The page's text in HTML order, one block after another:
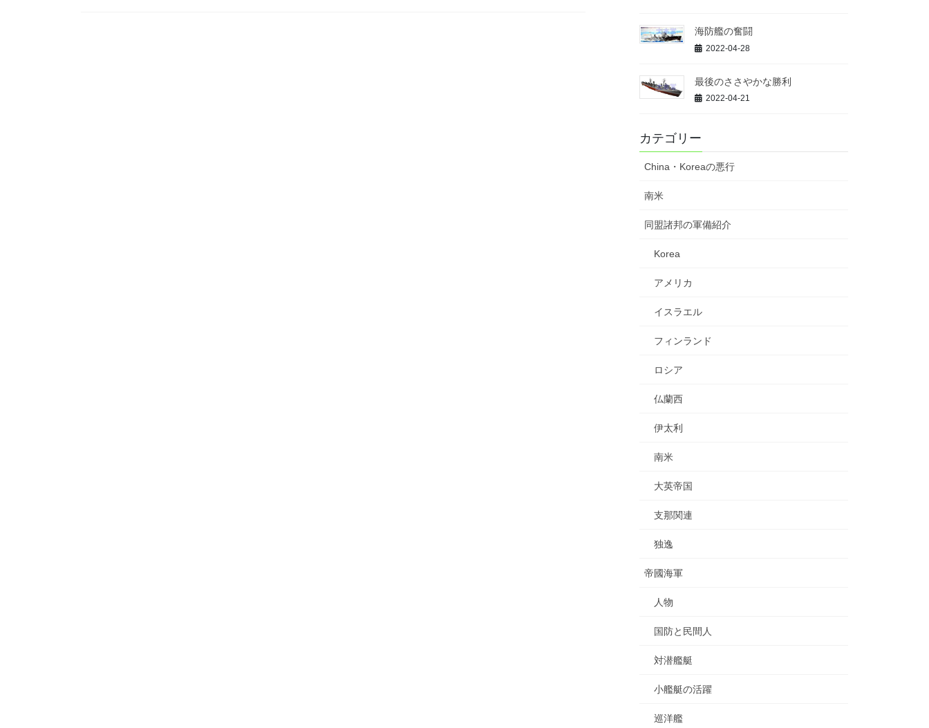
海防艦の奮闘
2022-04-28
最後のささやかな勝利
2022-04-21
カテゴリー
China・Koreaの悪行
南米
同盟諸邦の軍備紹介
Korea
アメリカ
イスラエル
フィンランド
ロシア
仏蘭西
伊太利
南米
大英帝国
支那関連
独逸
帝國海軍
人物
国防と民間人
対潜艦艇
小艦艇の活躍
巡洋艦